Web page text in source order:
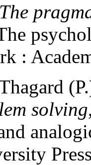
The
:
solving